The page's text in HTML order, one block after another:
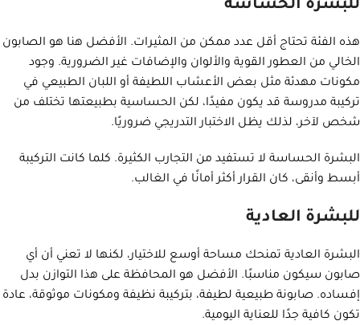
للبشرة الحساسة
هذه الفئة تحتاج أقل عدد ممكن من المثيرات. الأفضل هنا هو الصابون
الخالي من العطور القوية والألوان والإضافات غير الضرورية. وجود
مكونات مهدئة مثل بعض الأعشاب اللطيفة أو اللبان الطبيعي في
تركيبة مدروسة قد يكون مفيدًا، لكن الحساسية بطبيعتها تختلف من
شخص لآخر، لذلك يظل الاختبار التدريجي ضروريًا.
البشرة الحساسة لا تستفيد من التجارب الكثيرة. كلما كانت التركيبة
أبسط وأنقى، كان القرار أكثر أمانًا في الغالب.
للبشرة العادية
البشرة العادية تمنحك مساحة أوسع للاختيار، لكنها لا تعني أن أي
صابون سيكون مناسبًا. الأفضل هو المحافظة على هذا التوازن بدل
إفساده. صابونة طبيعية لطيفة، بتركيبة نظيفة ومكونات موثوقة، عادة
تكون كافية جدًا للعناية اليومية.